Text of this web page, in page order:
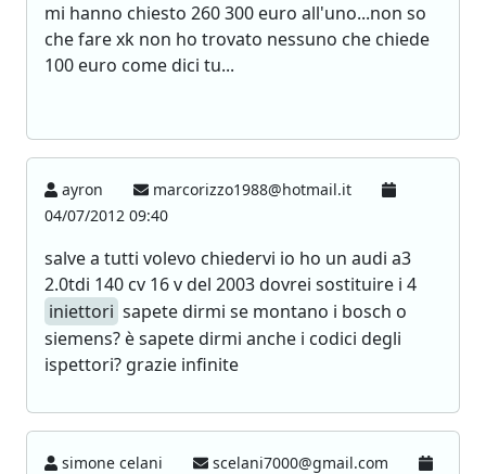
mi hanno chiesto 260 300 euro all'uno...non so
che fare xk non ho trovato nessuno che chiede
100 euro come dici tu...
ayron
marcorizzo1988@hotmail.it
04/07/2012 09:40
salve a tutti volevo chiedervi io ho un audi a3
2.0tdi 140 cv 16 v del 2003 dovrei sostituire i 4
iniettori sapete dirmi se montano i bosch o
siemens? è sapete dirmi anche i codici degli
ispettori? grazie infinite
simone celani
scelani7000@gmail.com